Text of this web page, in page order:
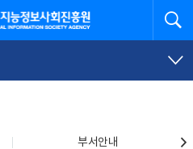
회진흥원
부서안내